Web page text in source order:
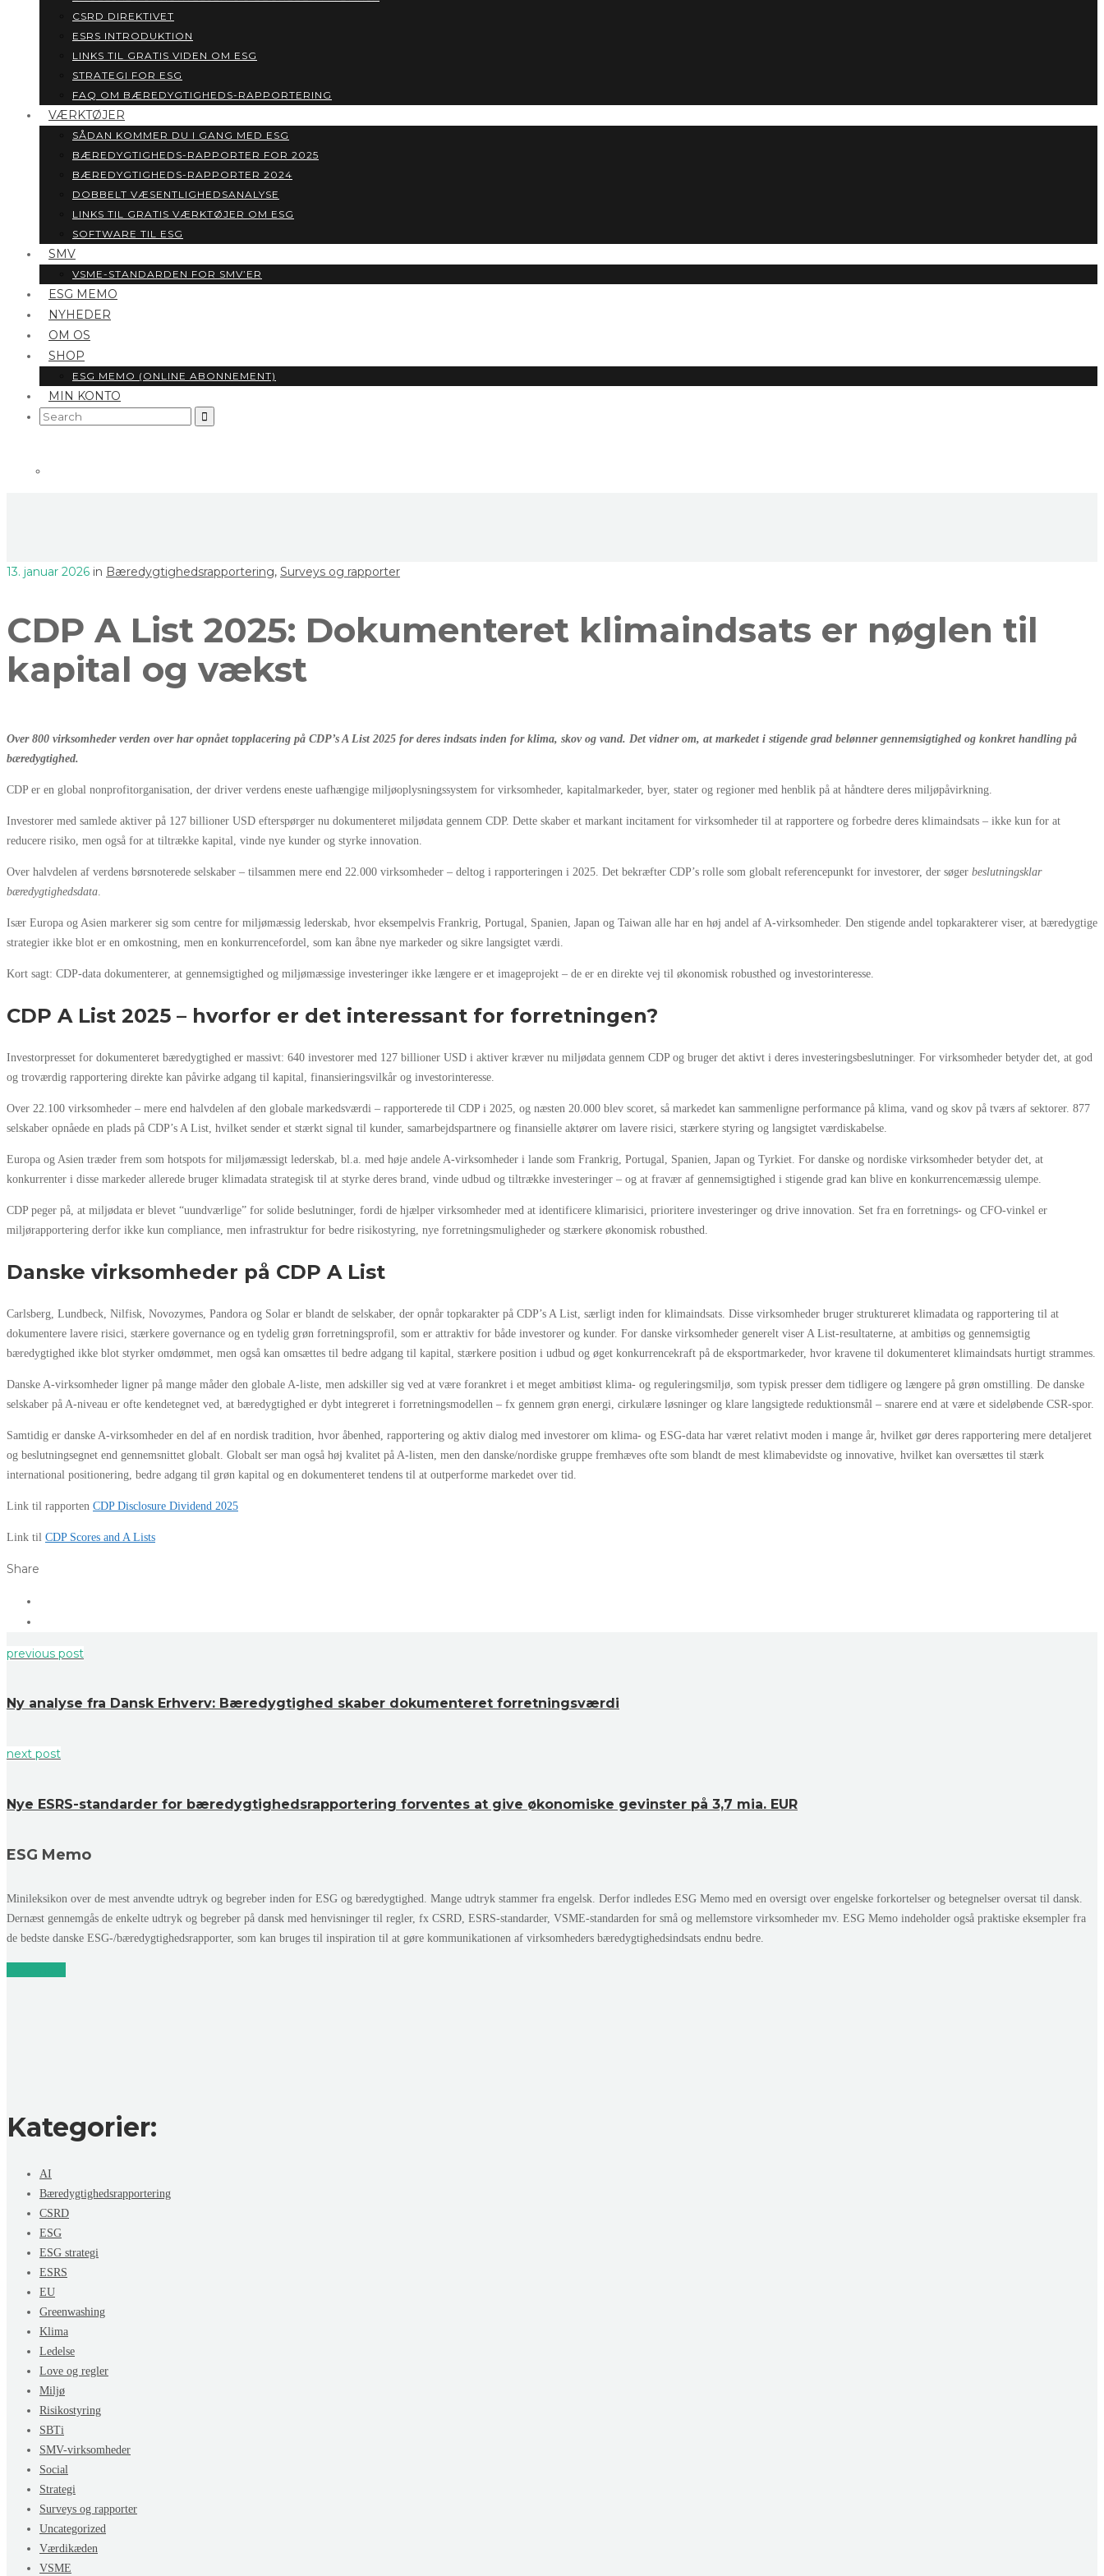
CSRD DIREKTIVET
ESRS INTRODUKTION
LINKS TIL GRATIS VIDEN OM ESG
STRATEGI FOR ESG
FAQ OM BÆREDYGTIGHEDS-RAPPORTERING
VÆRKTØJER
SÅDAN KOMMER DU I GANG MED ESG
BÆREDYGTIGHEDS-RAPPORTER FOR 2025
BÆREDYGTIGHEDS-RAPPORTER 2024
DOBBELT VÆSENTLIGHEDSANALYSE
LINKS TIL GRATIS VÆRKTØJER OM ESG
SOFTWARE TIL ESG
SMV
VSME-STANDARDEN FOR SMV’ER
ESG MEMO
NYHEDER
OM OS
SHOP
ESG MEMO (ONLINE ABONNEMENT)
MIN KONTO
Search
13. januar 2026 in Bæredygtighedsrapportering, Surveys og rapporter
CDP A List 2025: Dokumenteret klimaindsats er nøglen til
kapital og vækst
Over 800 virksomheder verden over har opnået topplacering på CDP’s A List 2025 for deres indsats inden for klima, skov og vand. Det vidner om, at markedet i stigende grad belønner gennemsigtighed og konkret handling på
bæredygtighed.
CDP er en global nonprofitorganisation, der driver verdens eneste uafhængige miljøoplysningssystem for virksomheder, kapitalmarkeder, byer, stater og regioner med henblik på at håndtere deres miljøpåvirkning.
Investorer med samlede aktiver på 127 billioner USD efterspørger nu dokumenteret miljødata gennem CDP. Dette skaber et markant incitament for virksomheder til at rapportere og forbedre deres klimaindsats – ikke kun for at
reducere risiko, men også for at tiltrække kapital, vinde nye kunder og styrke innovation.
Over halvdelen af verdens børsnoterede selskaber – tilsammen mere end 22.000 virksomheder – deltog i rapporteringen i 2025. Det bekræfter CDP’s rolle som globalt referencepunkt for investorer, der søger beslutningsklar
bæredygtighedsdata
Især Europa og Asien markerer sig som centre for miljømæssig lederskab, hvor eksempelvis Frankrig, Portugal, Spanien, Japan og Taiwan alle har en høj andel af A-virksomheder. Den stigende andel topkarakterer viser, at bæredygtige
strategier ikke blot er en omkostning, men en konkurrencefordel, som kan åbne nye markeder og sikre langsigtet værdi.
Kort sagt: CDP-data dokumenterer, at gennemsigtighed og miljømæssige investeringer ikke længere er et imageprojekt – de er en direkte vej til økonomisk robusthed og investorinteresse.
CDP A List 2025 – hvorfor er det interessant for forretningen?
Investorpresset for dokumenteret bæredygtighed er massivt: 640 investorer med 127 billioner USD i aktiver kræver nu miljødata gennem CDP og bruger det aktivt i deres investeringsbeslutninger. For virksomheder betyder det, at god
og troværdig rapportering direkte kan påvirke adgang til kapital, finansieringsvilkår og investorinteresse.
Over 22.100 virksomheder – mere end halvdelen af den globale markedsværdi – rapporterede til CDP i 2025, og næsten 20.000 blev scoret, så markedet kan sammenligne performance på klima, vand og skov på tværs af sektorer. 877
selskaber opnåede en plads på CDP’s A List, hvilket sender et stærkt signal til kunder, samarbejdspartnere og finansielle aktører om lavere risici, stærkere styring og langsigtet værdiskabelse.
Europa og Asien træder frem som hotspots for miljømæssigt lederskab, bl.a. med høje andele A-virksomheder i lande som Frankrig, Portugal, Spanien, Japan og Tyrkiet. For danske og nordiske virksomheder betyder det, at
konkurrenter i disse markeder allerede bruger klimadata strategisk til at styrke deres brand, vinde udbud og tiltrække investeringer – og at fravær af gennemsigtighed i stigende grad kan blive en konkurrencemæssig ulempe.
CDP peger på, at miljødata er blevet “uundværlige” for solide beslutninger, fordi de hjælper virksomheder med at identificere klimarisici, prioritere investeringer og drive innovation. Set fra en forretnings- og CFO-vinkel er
miljørapportering derfor ikke kun compliance, men infrastruktur for bedre risikostyring, nye forretningsmuligheder og stærkere økonomisk robusthed.
Danske virksomheder på CDP A List
Carlsberg, Lundbeck, Nilfisk, Novozymes, Pandora og Solar er blandt de selskaber, der opnår topkarakter på CDP’s A List, særligt inden for klimaindsats. Disse virksomheder bruger struktureret klimadata og rapportering til at
dokumentere lavere risici, stærkere governance og en tydelig grøn forretningsprofil, som er attraktiv for både investorer og kunder. For danske virksomheder generelt viser A List-resultaterne, at ambitiøs og gennemsigtig
bæredygtighed ikke blot styrker omdømmet, men også kan omsættes til bedre adgang til kapital, stærkere position i udbud og øget konkurrencekraft på de eksportmarkeder, hvor kravene til dokumenteret klimaindsats hurtigt strammes.
Danske A-virksomheder ligner på mange måder den globale A-liste, men adskiller sig ved at være forankret i et meget ambitiøst klima- og reguleringsmiljø, som typisk presser dem tidligere og længere på grøn omstilling. De danske
selskaber på A-niveau er ofte kendetegnet ved, at bæredygtighed er dybt integreret i forretningsmodellen – fx gennem grøn energi, cirkulære løsninger og klare langsigtede reduktionsmål – snarere end at være et sideløbende CSR-spor.
Samtidig er danske A-virksomheder en del af en nordisk tradition, hvor åbenhed, rapportering og aktiv dialog med investorer om klima- og ESG-data har været relativt moden i mange år, hvilket gør deres rapportering mere detaljeret
og beslutningsegnet end gennemsnittet globalt. Globalt ser man også høj kvalitet på A-listen, men den danske/nordiske gruppe fremhæves ofte som blandt de mest klimabevidste og innovative, hvilket kan oversættes til stærk
international positionering, bedre adgang til grøn kapital og en dokumenteret tendens til at outperforme markedet over tid.
Link til rapporten CDP Disclosure Dividend 2025
Link til CDP Scores and A Lists
Share
previous post
Ny analyse fra Dansk Erhverv: Bæredygtighed skaber dokumenteret forretningsværdi
next post
Nye ESRS-standarder for bæredygtighedsrapportering forventes at give økonomiske gevinster på 3,7 mia. EUR
ESG Memo
Minileksikon over de mest anvendte udtryk og begreber inden for ESG og bæredygtighed. Mange udtryk stammer fra engelsk. Derfor indledes ESG Memo med en oversigt over engelske forkortelser og betegnelser oversat til dansk.
Dernæst gennemgås de enkelte udtryk og begreber på dansk med henvisninger til regler, fx CSRD, ESRS-standarder, VSME-standarden for små og mellemstore virksomheder mv. ESG Memo indeholder også praktiske eksempler fra
de bedste danske ESG-/bæredygtighedsrapporter, som kan bruges til inspiration til at gøre kommunikationen af virksomheders bæredygtighedsindsats endnu bedre.
Kategorier:
AI
Bæredygtighedsrapportering
CSRD
ESG
ESG strategi
ESRS
EU
Greenwashing
Klima
Ledelse
Love og regler
Miljø
Risikostyring
SBTi
SMV-virksomheder
Social
Strategi
Surveys og rapporter
Uncategorized
Værdikæden
VSME